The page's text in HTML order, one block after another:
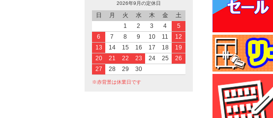
2026年9月の定休日
日 月 火 水 木 金
土
1
2 3 4
5
6
7 8 9 10 11
12
13
14 15 16 17 18
19
20
21 22 23 24 25
26
27
28 29 30
※赤背景は休業日です